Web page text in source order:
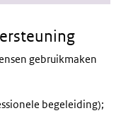
gebruikmaken
begeleiding);